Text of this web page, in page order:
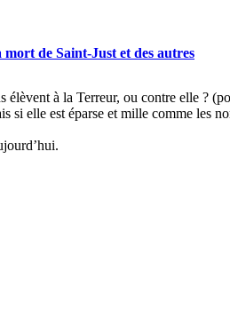
de Saint-Just et des autres
élèvent à la Terreur, ou contre elle ?
elle est éparse et mille comme les